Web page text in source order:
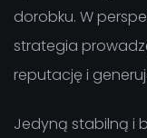
dorobku. W
strategia
reputację i
Jedyną stabilną i